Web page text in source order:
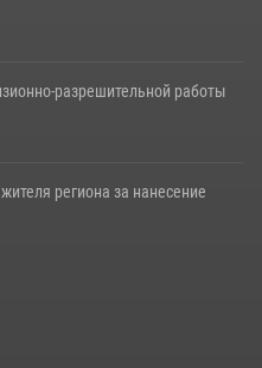
разрешительной работы
региона за нанесение